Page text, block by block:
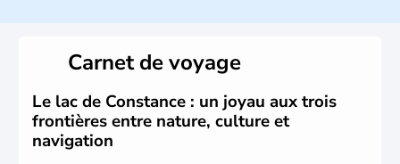
compte aujourd'hui plus de 8 millions d'habitants.
L'Autriche a donné naissance à de nombreux artistes :
Mozart, Schubert, le psychanalyste Freud, Romy
Schneider, Arnold Schwarzenegger, Anton Bruckner,
Gustav Mahler font partie des Autrichiens les plus
marquants de ces dernières décennies.
Carnet de voyage
Le lac de Constance : un joyau aux trois
frontières entre nature, culture et
navigation